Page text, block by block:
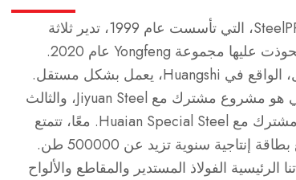
مجموعة SteelPRO، التي تأسست عام 1999، تدير ثلاثة
مصانع واستحوذت عليها مجموعة Yongfeng عام 2020.
المصنع الأول، الواقع في Huangshi، يعمل بشكل مستقل.
المصنع الثاني هو مشروع مشترك مع Jiyuan Steel، والثالث
هو مشروع مشترك مع Huaian Special Steel. معًا، تتمتع
هذه المصانع بطاقة إنتاجية سنوية تزيد عن 500000 طن.
الرئيسية الفولاذ المستدير والمقاطع والألواح